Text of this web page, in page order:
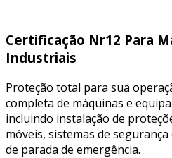
Certificação Nr12 Para
Industriais
Proteção total para sua
completa de máquinas e
incluindo instalação de
móveis, sistemas de
de parada de emergência.